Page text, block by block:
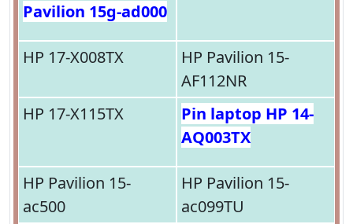
Pavilion 15g-ad000
HP 17-X008TX
HP Pavilion 15-
AF112NR
HP 17-X115TX
Pin laptop HP 14-
AQ003TX
HP Pavilion 15-
ac500
HP Pavilion 15-
ac099TU